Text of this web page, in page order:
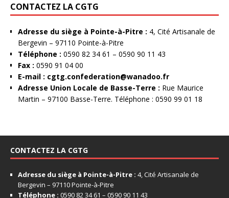
CONTACTEZ LA CGTG
Adresse du siège à Pointe-à-Pitre : 4, Cité Artisanale de
Bergevin – 97110 Pointe-à-Pitre
Téléphone : 0590 82 34 61 – 0590 90 11 43
Fax : 0590 91 04 00
E-mail : cgtg.confederation@wanadoo.fr
Adresse Union Locale de Basse-Terre : Rue Maurice
Martin – 97100 Basse-Terre. Téléphone : 0590 99 01 18
CONTACTEZ LA CGTG
Adresse du siège à Pointe-à-Pitre : 4, Cité Artisanale de
Bergevin – 97110 Pointe-à-Pitre
Téléphone : 0590 82 34 61 – 0590 90 11 43